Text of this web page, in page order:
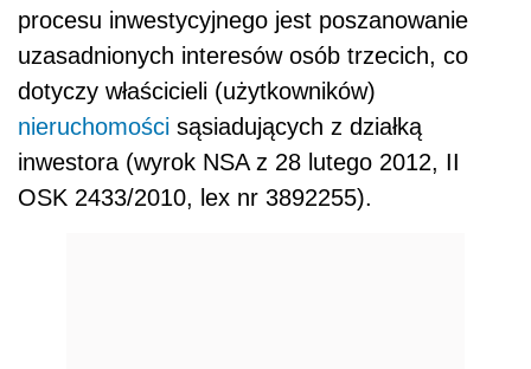
procesu inwestycyjnego jest poszanowanie
uzasadnionych interesów osób trzecich, co
dotyczy właścicieli (użytkowników)
nieruchomości sąsiadujących z działką
inwestora (wyrok NSA z 28 lutego 2012, II
OSK 2433/2010, lex nr 3892255).